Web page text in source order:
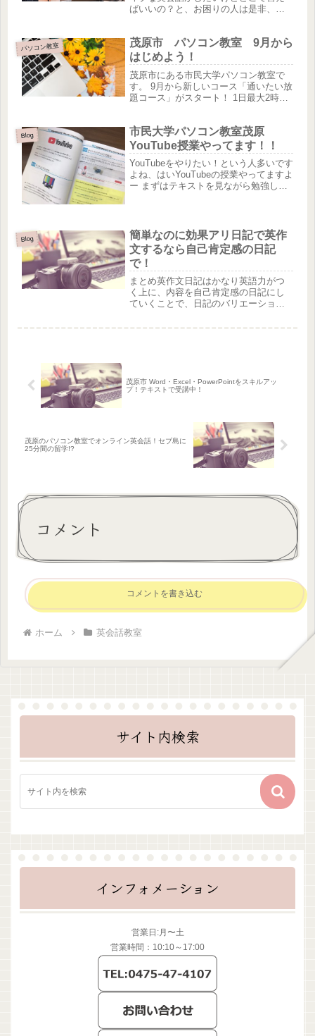
ばいいの？と、お困りの人は是非、体
っかりと教えてくれますよ！小学生か
ら受講できます。親子ではじめるのも
楽...
パソコン教室
茂原市 パソコン教室 9月から
はじめよう！
茂原市にある市民大学パソコン教室で
す。 9月から新しいコース「通いたい放
題コース」がスタート！ 1日最大2時間
人にはピッタリのコースです♪ お電話お
待ちしております(^^...
Blog
市民大学パソコン教室茂原
YouTube授業やってます！！
YouTubeをやりたい！という人多いです
よね、はいYouTubeの授業やってますよ
ー まずはテキストを見ながら勉強して
い合わせ...
Blog
簡単なのに効果アリ日記で英作
文するなら自己肯定感の日記
で！
まとめ英作文日記はかなり英語力がつ
く上に、内容を自己肯定感の日記にし
ていくことで、日記のバリエーション
茂原市 Word・Excel・PowerPointをスキルアッ
プ！テキストで受講中！
茂原のパソコン教室でオンライン英会話！セブ島に
25分間の留学!?
コメント
コメントを書き込む
ホーム 英会話教室
サイト内検索
インフォメーション
営業日:月〜土
営業時間：10:10～17:00